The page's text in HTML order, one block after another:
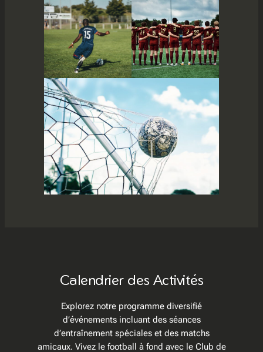
Calendrier des Activités
Explorez notre programme diversifié
d’événements incluant des séances
d’entraînement spéciales et des matchs
amicaux. Vivez le football à fond avec le Club de